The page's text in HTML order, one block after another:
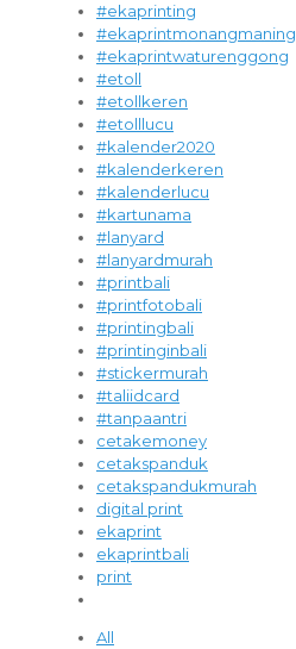
#ekaprinting
#ekaprintmonangmaning
#ekaprintwaturenggong
#etoll
#etollkeren
#etolllucu
#kalender2020
#kalenderkeren
#kalenderlucu
#kartunama
#lanyard
#lanyardmurah
#printbali
#printfotobali
#printingbali
#printinginbali
#stickermurah
#taliidcard
#tanpaantri
cetakemoney
cetakspanduk
cetakspandukmurah
digital print
ekaprint
ekaprintbali
print
All